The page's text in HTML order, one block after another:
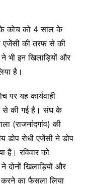
कोच को 4 साल के
एजेंसी की तरफ से की
भी इन खिलाड़‍ियों और
है।
पर यह कार्यवाही
से की गई है। संघ के
(राजनांदगांव) की
डोप रोधी एजेंसी ने डोप
है। रविवार को
दोनों खिलाड़ियों और
का फैसला लिया